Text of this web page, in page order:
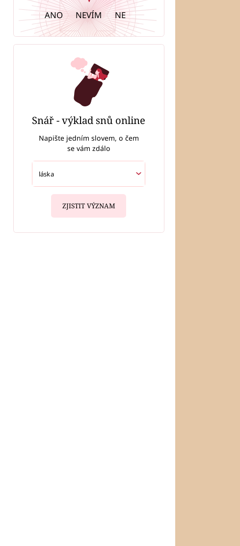
ANO NEVÍM NE
Snář - výklad snů online
Napište jedním slovem, o čem
se vám zdálo
ZJISTIT VÝZNAM